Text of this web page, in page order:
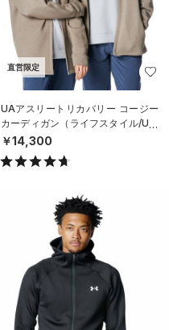
直営限定
UAアスリートリカバリー コージー
カーディガン（ライフスタイル/UNI
SEX）
￥14,300